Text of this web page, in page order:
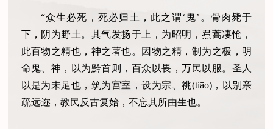
“众生必死，死必归土，此之谓‘鬼’。骨肉毙于
下，阴为野土。其气发扬于上，为昭明，焄蒿凄怆，
此百物之精也，神之著也。因物之精，制为之极，明
命鬼、神，以为黔首则，百众以畏，万民以服。圣人
以是为未足也，筑为宫室，设为宗、祧(tiāo)，以别亲
疏远迩，教民反古复始，不忘其所由生也。